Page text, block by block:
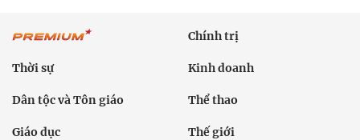
Chính trị
Thời sự Kinh doanh
Dân tộc và Tôn giáo Thể thao
Giáo dục Thế giới